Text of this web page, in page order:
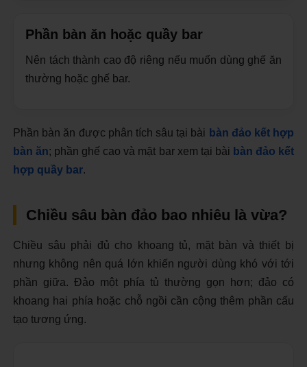
Phần bàn ăn hoặc quầy bar
Nên tách thành cao độ riêng nếu muốn dùng ghế ăn
thường hoặc ghế bar.
Phần bàn ăn được phân tích sâu tại bài bàn đảo kết hợp
bàn ăn; phần ghế cao và mặt bar xem tại bài bàn đảo kết
hợp quầy bar.
Chiều sâu bàn đảo bao nhiêu là vừa?
Chiều sâu phải đủ cho khoang tủ, mặt bàn và thiết bị
nhưng không nên quá lớn khiến người dùng khó với tới
phần giữa. Đảo một phía tủ thường gọn hơn; đảo có
khoang hai phía hoặc chỗ ngồi cần cộng thêm phần cấu
tạo tương ứng.